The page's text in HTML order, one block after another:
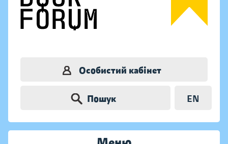
Особистий кабінет
Пошук EN